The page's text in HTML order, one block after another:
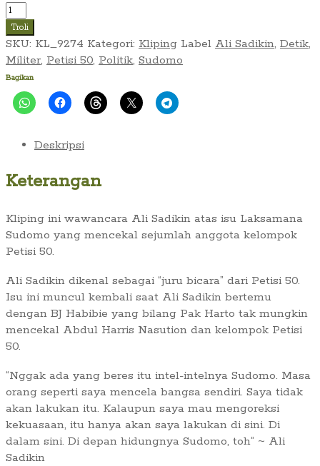
Kuantitas
Kasus
Pencekalan
Kelompok
Petisi
50,
Wawancara
Sadikin:
Memaafkan
Sudomo
Troli
SKU: KL_9274 Kategori: Kliping Label Ali Sadikin, Detik,
Militer, Petisi 50, Politik, Sudomo
Bagikan
Deskripsi
Keterangan
Kliping ini wawancara Ali Sadikin atas isu Laksamana
Sudomo yang mencekal sejumlah anggota kelompok
Petisi 50.
Ali Sadikin dikenal sebagai “juru bicara” dari Petisi 50.
Isu ini muncul kembali saat Ali Sadikin bertemu
dengan BJ Habibie yang bilang Pak Harto tak mungkin
mencekal Abdul Harris Nasution dan kelompok Petisi
50.
“Nggak ada yang beres itu intel-intelnya Sudomo. Masa
orang seperti saya mencela bangsa sendiri. Saya tidak
akan lakukan itu. Kalaupun saya mau mengoreksi
kekuasaan, itu hanya akan saya lakukan di sini. Di
dalam sini. Di depan hidungnya Sudomo, toh” ~ Ali
Sadikin